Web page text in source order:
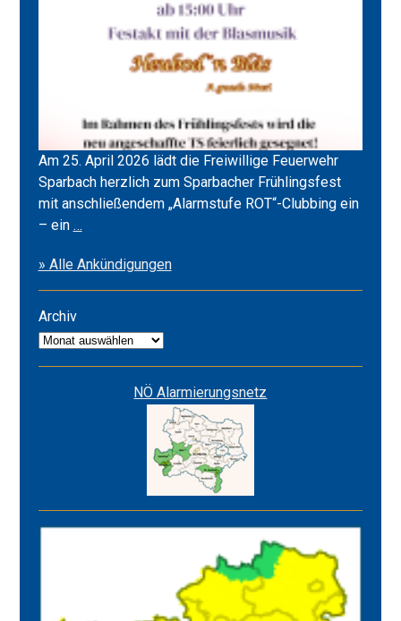
Am 25. April 2026 lädt die Freiwillige Feuerwehr
Sparbach herzlich zum Sparbacher Frühlingsfest
mit anschließendem „Alarmstufe ROT“-Clubbing ein
– ein …
&
Alarmstufe
» Alle Ankündigungen
Archiv
Archiv
NÖ Alarmierungsnetz